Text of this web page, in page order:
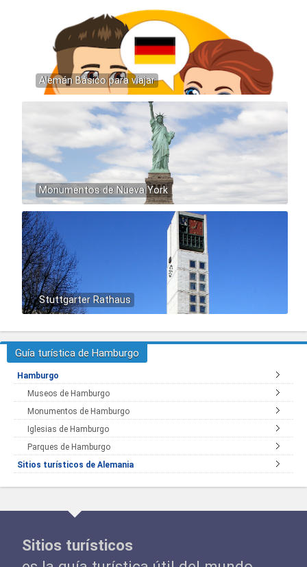
Alemán Básico para viajar
Monumentos de Nueva York
Stuttgarter Rathaus
Guía turística de Hamburgo
Hamburgo
Museos de Hamburgo
Monumentos de Hamburgo
Iglesias de Hamburgo
Parques de Hamburgo
Sitios turísticos de Alemania
Sitios turísticos